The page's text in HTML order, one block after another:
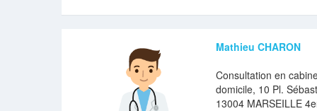
Mathieu CHARON
Consultation en
domicile, 10 Pl.
13004 MARSEILLE